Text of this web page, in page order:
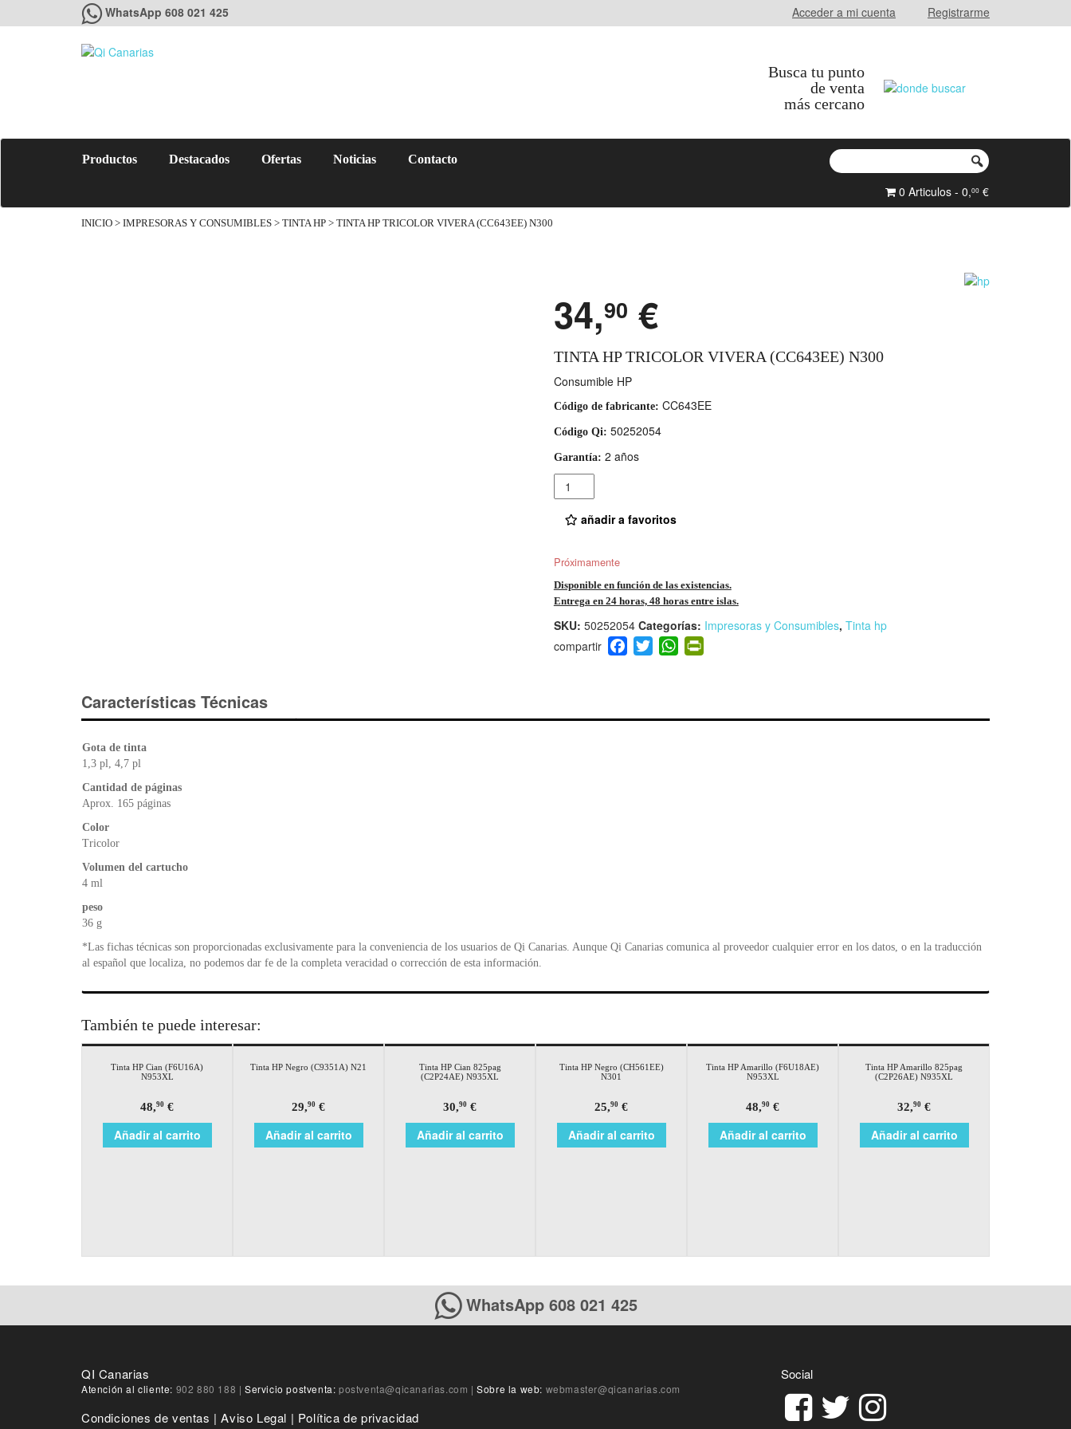
WhatsApp 608 021 425 Acceder a mi cuenta Registrarme
Busca tu punto
de venta
más cercano
Productos Destacados Ofertas Noticias Contacto
0 Articulos - 0,00 €
INICIO > IMPRESORAS Y CONSUMIBLES > TINTA HP > TINTA HP TRICOLOR VIVERA (CC643EE) N300
34,90 €
TINTA HP TRICOLOR VIVERA (CC643EE) N300
Consumible HP
Código de fabricante: CC643EE
Código Qi: 50252054
Garantía: 2 años
Cantidad
añadir a favoritos
Próximamente
Disponible en función de las existencias.
Entrega en 24 horas, 48 horas entre islas.
SKU: 50252054 Categorías: Impresoras y Consumibles, Tinta hp
F
a
b
T
wi
W
h
A
Pr
in
e
Características Técnicas
Gota de tinta
1,3 pl, 4,7 pl
Cantidad de páginas
Aprox. 165 páginas
Color
Tricolor
Volumen del cartucho
4 ml
peso
36 g
*Las fichas técnicas son proporcionadas exclusivamente para la conveniencia de los usuarios de Qi Canarias. Aunque Qi Canarias comunica al proveedor cualquier error en los datos, o en la traducción
al español que localiza, no podemos dar fe de la completa veracidad o corrección de esta información.
También te puede interesar:
Tinta HP Cian (F6U16A)
N953XL
48,90 €
Añadir al carrito
Tinta HP Negro (C9351A) N21
29,90 €
Añadir al carrito
Tinta HP Cian 825pag
(C2P24AE) N935XL
30,90 €
Añadir al carrito
Tinta HP Negro (CH561EE)
N301
25,90 €
Añadir al carrito
Tinta HP Amarillo (F6U18AE)
N953XL
48,90 €
Añadir al carrito
Tinta HP Amarillo 825pag
(C2P26AE) N935XL
32,90 €
Añadir al carrito
WhatsApp 608 021 425
Social
QI Canarias
Atención al cliente: 902 880 188 | Servicio postventa:postventa@qicanarias.com | Sobre la web: webmaster@qicanarias.com
Condiciones de ventas |Aviso Legal | Política de privacidad